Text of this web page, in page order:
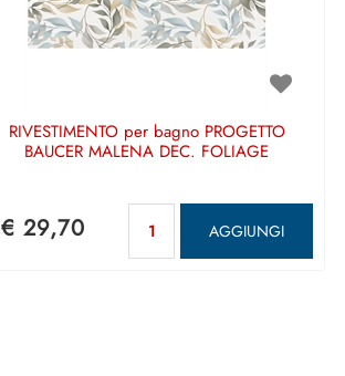
RIVESTIMENTO per bagno PROGETTO
BAUCER MALENA DEC. FOLIAGE
€ 29,70 AGGIUNGI